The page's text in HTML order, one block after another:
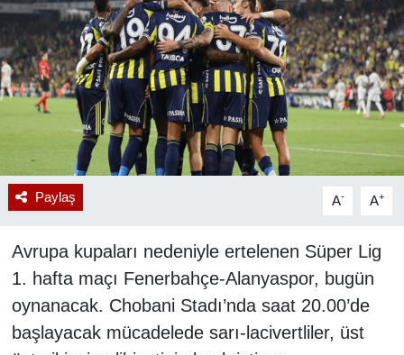
Paylaş A- A+
Avrupa kupaları nedeniyle ertelenen Süper Lig
1. hafta maçı Fenerbahçe-Alanyaspor, bugün
oynanacak. Chobani Stadı’nda saat 20.00’de
başlayacak mücadelede sarı-lacivertliler, üst